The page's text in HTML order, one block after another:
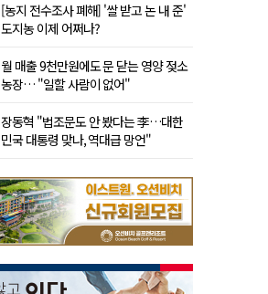
[농지 전수조사 폐해] '쌀 받고 논 내 준'
도지농 이제 어쩌나?
월 매출 9천만원에도 문 닫는 영양 젖소
농장… "일할 사람이 없어"
장동혁 "법조문도 안 봤다는 李…대한
민국 대통령 맞나, 역대급 망언"